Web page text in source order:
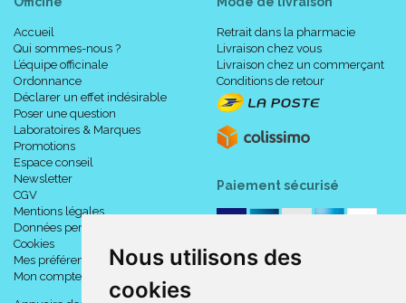
Nous utilisons des
cookies
Accueil
Qui sommes-nous ?
L’équipe officinale
Ordonnance
Déclarer un effet indésirable
Poser une question
Laboratoires & Marques
Promotions
Espace conseil
Newsletter
CGV
Mentions légales
Données personnelles
Cookies
Mes préférences Cookies
Mon compte
Retrait dans la pharmacie
Livraison chez vous
Livraison chez un commerçant
Conditions de retour
Paiement sécurisé